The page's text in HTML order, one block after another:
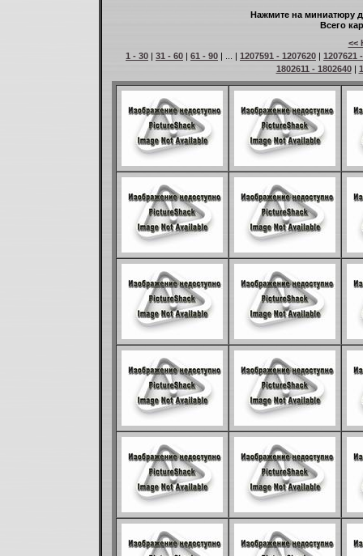
Нажмите на миниатюру
Всего
<<
1 - 30 | 31 - 60 | 61 - 90 | ... | 1207591 - 1207620 | 1207621
1802611 - 1802640|